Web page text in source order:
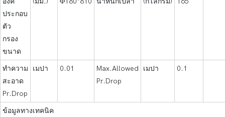
ประกอบ
ตัว
กรอง
ขนาด
ทำความ
สะอาด
Pr.Drop
เมปา 0.01
Max.Allowed
Pr.Drop
เมปา 0.1
ข้อมูลทางเทคนิค